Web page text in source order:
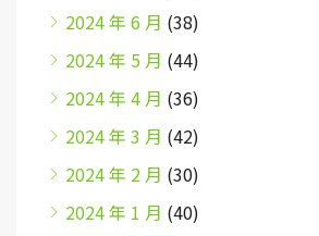
2024 年 6 月 (38)
2024 年 5 月 (44)
2024 年 4 月 (36)
2024 年 3 月 (42)
2024 年 2 月 (30)
2024 年 1 月 (40)